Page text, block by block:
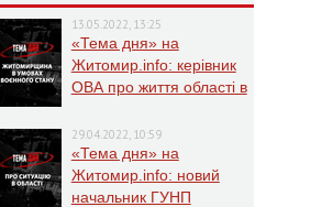
13.05.2022, 13:25
«Тема дня» на
Житомир.info: керівник
ОВА про життя області в
29.04.2022, 10:59
«Тема дня» на
Житомир.info: новий
начальник ГУНП